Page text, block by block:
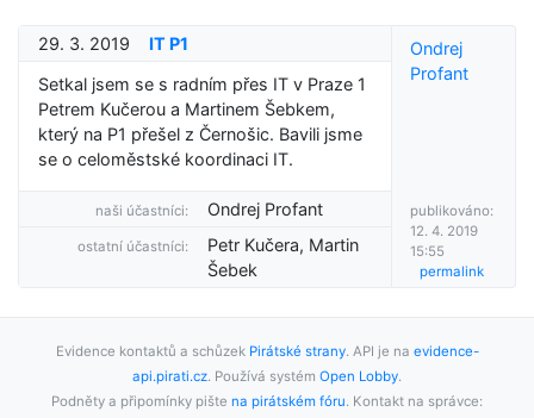
29. 3. 2019
IT P1
Setkal jsem se s radním přes IT v Praze 1
Petrem Kučerou a Martinem Šebkem,
který na P1 přešel z Černošic. Bavili jsme
se o celoměstské koordinaci IT.
naši účastníci: Ondrej Profant
ostatní účastníci:
Petr Kučera, Martin
Šebek
Ondrej
Profant
publikováno:
12. 4. 2019
15:55
permalink
Evidence kontaktů a schůzek Pirátské strany. API je na evidence-
api.pirati.cz. Používá systém Open Lobby.
Podněty a připomínky pište na pirátském fóru. Kontakt na správce: